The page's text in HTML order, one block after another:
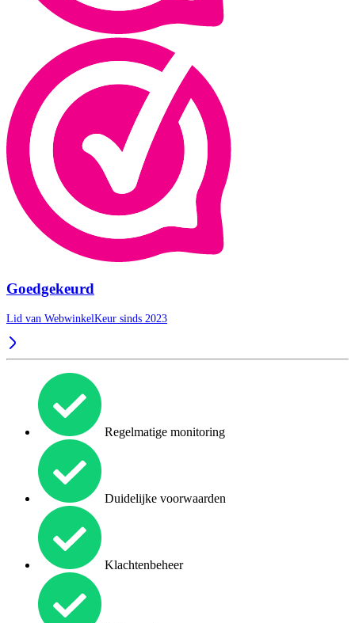
Goedgekeurd
Lid van WebwinkelKeur sinds 2023
Regelmatige monitoring
Duidelijke voorwaarden
Klachtenbeheer